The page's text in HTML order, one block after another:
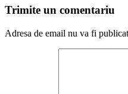
Trimite un comentariu
Adresa de email nu va fi